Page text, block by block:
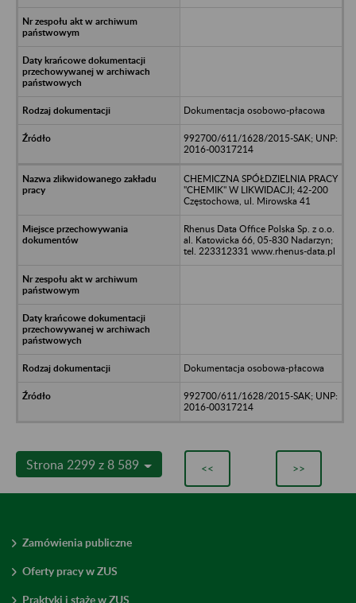
Dokumentacja osobowo-płacowa
992700/611/1628/2015-SAK; UNP:
2016-00317214
CHEMICZNA SPÓŁDZIELNIA PRACY
"CHEMIK" W LIKWIDACJI; 42-200
Częstochowa, ul. Mirowska 41
Rhenus Data Office Polska Sp. z o.o.
al. Katowicka 66, 05-830 Nadarzyn;
tel. 223312331 www.rhenus-data.pl
Dokumentacja osobowa-płacowa
992700/611/1628/2015-SAK; UNP:
2016-00317214
Strona 2299 z 8 589 << >>
Zamówienia publiczne
Oferty pracy w ZUS
Praktyki i staże w ZUS